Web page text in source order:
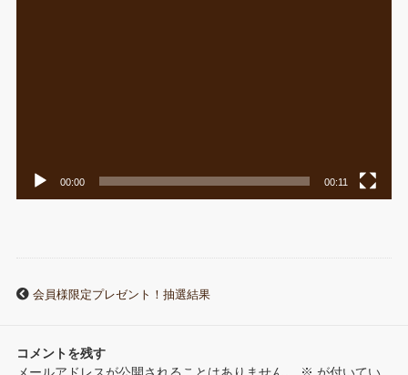
00:00 00:11
会員様限定プレゼント！抽選結果
コメントを残す